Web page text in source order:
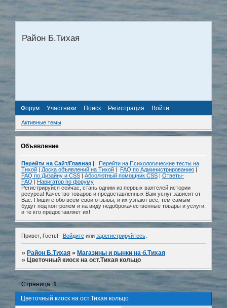
Район Б.Тихая
Форум Участники Поиск Регистрация Войти
Активные темы
Объявление
Перейти на Сайт/Главная
Перейти на Психологические тесты на
Тихой
Доска объявлений на Тихой FAQ по Администрированию
FAQ по Дизайну и СSS
Абсолютный помощник CSS
Ответы-
FAQ
Навигатор по форуму
Регистрируйся сейчас, стань одним из первых ваятелей истории
ресурса! Качество товаров и предоставленных Вам услуг зависит от
Вас. Пишите обо всём свои отзывы, и их узнают все, тем самым
будут под контролем и на виду недоброкачественные товары и услуги,
и те кто предоставляет их!
Привет, Гость! Войдитеили зарегистрируйтесь.
» Район Б.Тихая » Магазины и рынки на б.Тихая
» Цветочный киоск на ост.Тихая кольцо
Цветочный киоск на ост.Тихая кольцо
Страница:1